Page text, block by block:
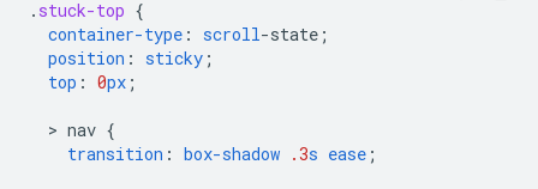
. stuck-top {
container-type : scroll-state ;
position : sticky ;
top : 0px ;
  >
nav {
transition : box-shadow .3s ease ;